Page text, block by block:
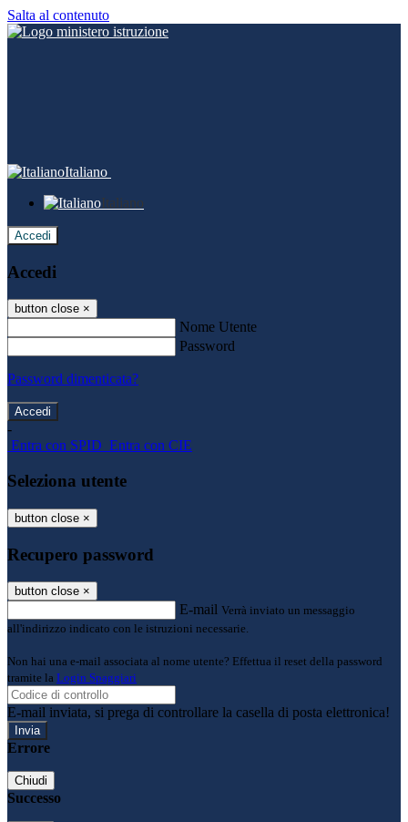
Salta al contenuto
Italiano
Italiano
Accedi
Accedi
button close ×
Nome Utente
Password
Password dimenticata?
-
Entra con SPID Entra con CIE
Seleziona utente
button close ×
Recupero password
button close ×
E-mail Verrà inviato un messaggio
all'indirizzo indicato con le istruzioni necessarie.
Non hai una e-mail associata al nome utente? Effettua il reset della password
tramite la Login Spaggiari
E-mail inviata, si prega di controllare la casella di posta elettronica!
Errore
Chiudi
Successo